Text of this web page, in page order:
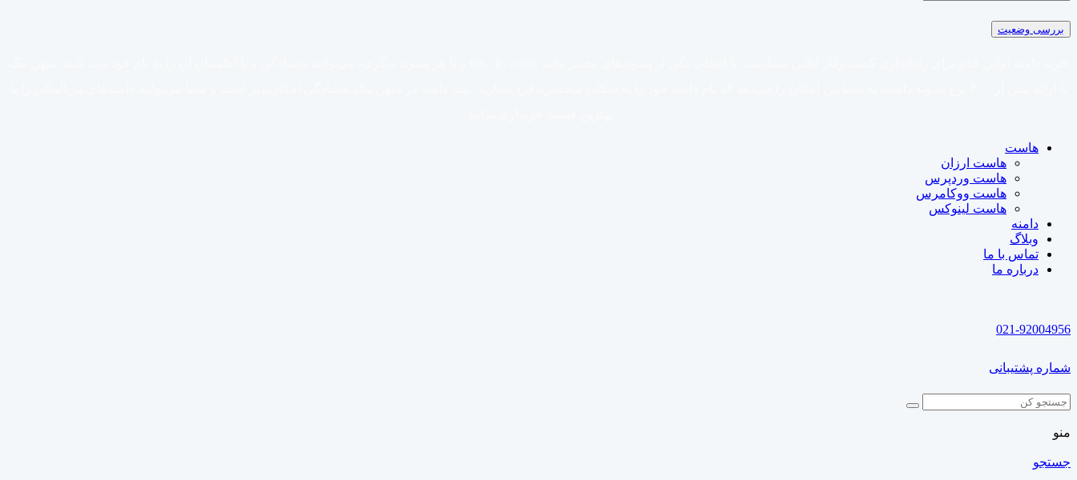
بررسی وضعیت
هاست
هاست ارزان
هاست وردپرس
هاست ووکامرس
هاست لینوکس
دامنه
وبلاگ
تماس با ما
درباره ما
021-92004956
شماره پشتیبانی
منو
جستجو